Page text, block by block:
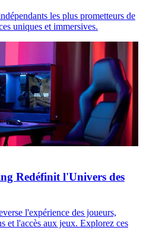
les plus prometteurs de
uniques et immersives.
Redéfinit l'Univers des
l'expérience des joueurs,
et l'accès aux jeux. Explorez ces